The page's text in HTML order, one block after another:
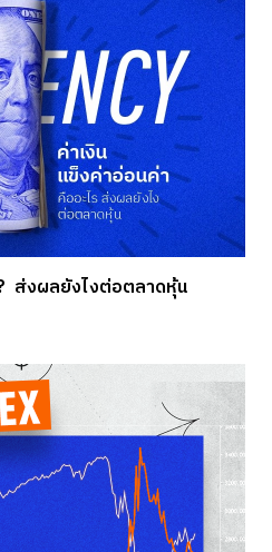
ส่งผลยังไงต่อตลาดหุ้น